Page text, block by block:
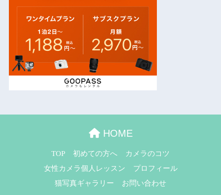
HOME
TOP 初めての方へ
カメラのコツ
女性カメラ個人レッスン
プロフィール
猫写真ギャラリー
お問い合わせ